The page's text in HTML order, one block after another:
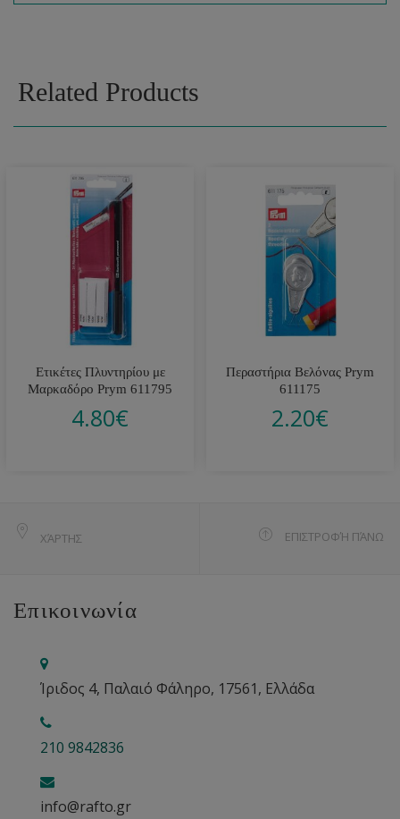
Related Products
Ετικέτες Πλυντηρίου με
Μαρκαδόρο Prym 611795
4.80€
Περαστήρια Βελόνας Prym
611175
2.20€
ΧΆΡΤΗΣ ΕΠΙΣΤΡΟΦΉ ΠΆΝΩ
Επικοινωνία
Ίριδος 4, Παλαιό Φάληρο, 17561, Ελλάδα
210 9842836
info@rafto.gr